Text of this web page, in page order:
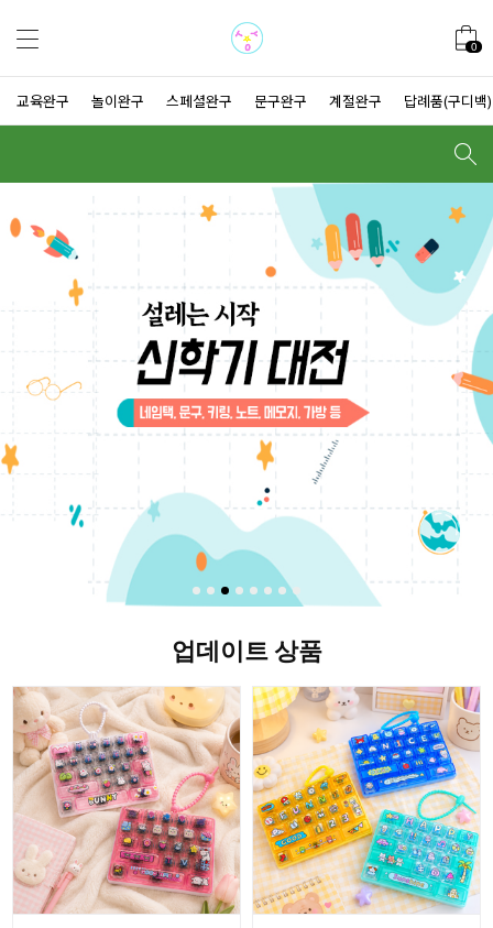
0
교육완구 놀이완구 스페셜완구 문구완구 계절완구 답례품(구디백)
업데이트 상품